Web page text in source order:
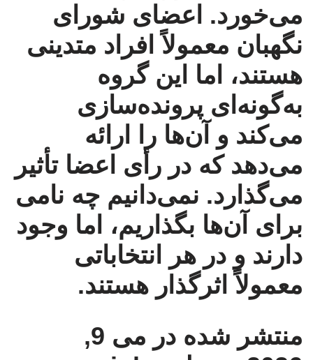
می‌خورد. اعضای شورای
نگهبان معمولاً افراد متدینی
هستند، اما این گروه
به‌گونه‌ای پرونده‌سازی
می‌کند و آن‌ها را ارائه
می‌دهد که در رأی اعضا تأثیر
می‌گذارد. نمی‌دانیم چه نامی
برای آن‌ها بگذاریم، اما وجود
دارند و در هر انتخاباتی
معمولاً اثرگذار هستند.
منتشر شده در
می 9,